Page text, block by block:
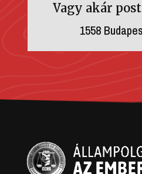
Vagy akár
1558